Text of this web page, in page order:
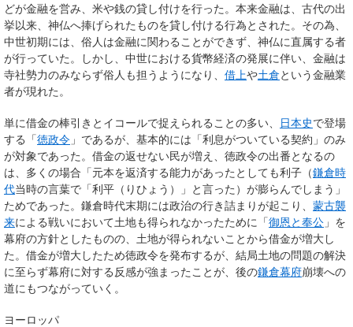
どが金融を営み、米や銭の貸し付けを行った。本来金融は、古代の出
挙以来、神仏へ捧げられたものを貸し付ける行為とされた。その為、
中世初期には、俗人は金融に関わることができず、神仏に直属する者
が行っていた。しかし、中世における貨幣経済の発展に伴い、金融は
寺社勢力のみならず俗人も担うようになり、 借上や土倉という金融業
者が現れた。
単に借金の棒引きとイコールで捉えられることの多い、 日本史で登場
する「徳政令 」であるが、基本的には「利息がついている契約」のみ
が対象であった。借金の返せない民が増え、徳政令の出番となるの
は、多くの場合「元本を返済する能力があったとしても利子（鎌倉時
代当時の言葉で「利平（りひょう）」と言った）が膨らんでしまう」
ためであった。鎌倉時代末期には政治の行き詰まりが起こり、 蒙古襲
来による戦いにおいて土地も得られなかったために「御恩と奉公 」を
幕府の方針としたものの、土地が得られないことから借金が増大し
た。借金が増大したため徳政令を発布するが、結局土地の問題の解決
に至らず幕府に対する反感が強まったことが、後の鎌倉幕府崩壊への
道にもつながっていく。
ヨーロッパ